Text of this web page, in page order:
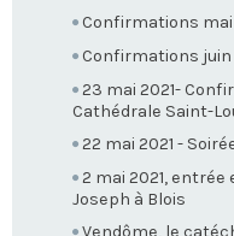
Confirmations mai
Confirmations juin
23 mai 2021-
Cathédrale Saint-
22 mai 2021 -
2 mai 2021,
Joseph à Blois